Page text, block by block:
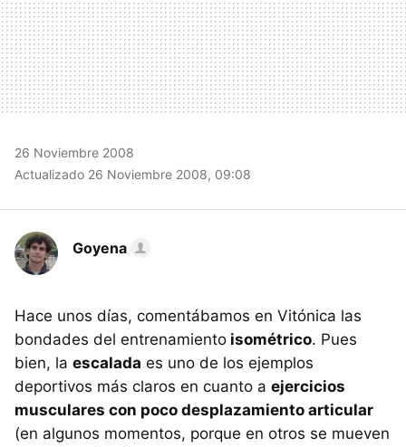
26 Noviembre 2008
Actualizado 26 Noviembre 2008, 09:08
Goyena
Hace unos días, comentábamos en Vitónica las
bondades del entrenamiento isométrico. Pues
bien, la escalada es uno de los ejemplos
deportivos más claros en cuanto a ejercicios
musculares con poco desplazamiento articular
(en algunos momentos, porque en otros se mueven